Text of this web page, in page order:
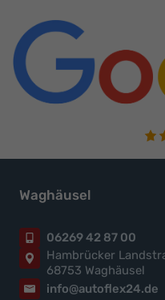
Waghäusel
06269 42 87 00
Hambrücker
68753 Waghäusel
info@autoflex24.de